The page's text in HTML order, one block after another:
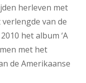
herleven met
van de
het album ‘A
met het
de Amerikaanse